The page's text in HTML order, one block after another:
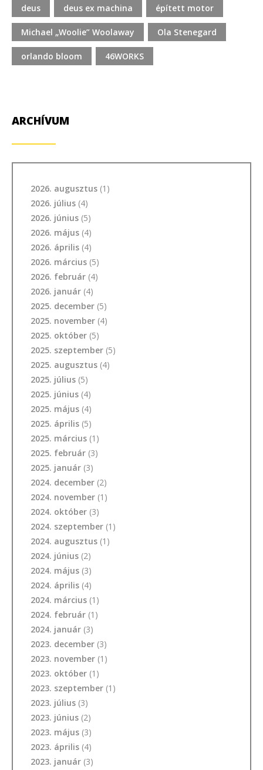
deus deus ex machina épített motor
Michael „Woolie” Woolaway Ola Stenegard
orlando bloom 46WORKS
ARCHÍVUM
2026. augusztus (1)
2026. július (4)
2026. június (5)
2026. május (4)
2026. április (4)
2026. március (5)
2026. február (4)
2026. január (4)
2025. december (5)
2025. november (4)
2025. október (5)
2025. szeptember (5)
2025. augusztus (4)
2025. július (5)
2025. június (4)
2025. május (4)
2025. április (5)
2025. március (1)
2025. február (3)
2025. január (3)
2024. december (2)
2024. november (1)
2024. október (3)
2024. szeptember (1)
2024. augusztus (1)
2024. június (2)
2024. május (3)
2024. április (4)
2024. március (1)
2024. február (1)
2024. január (3)
2023. december (3)
2023. november (1)
2023. október (1)
2023. szeptember (1)
2023. július (3)
2023. június (2)
2023. május (3)
2023. április (4)
2023. január (3)